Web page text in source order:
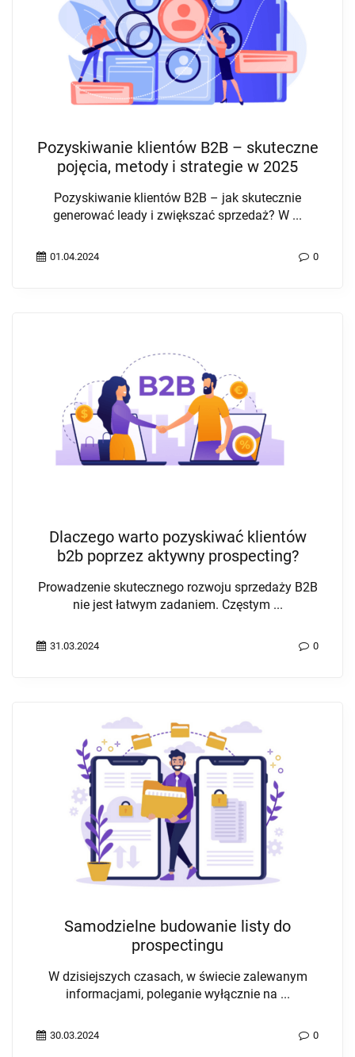
Pozyskiwanie klientów B2B – skuteczne
pojęcia, metody i strategie w 2025
Pozyskiwanie klientów B2B – jak skutecznie
generować leady i zwiększać sprzedaż? W ...
01.04.2024 0
Dlaczego warto pozyskiwać klientów
b2b poprzez aktywny prospecting?
Prowadzenie skutecznego rozwoju sprzedaży B2B
nie jest łatwym zadaniem. Częstym ...
31.03.2024 0
Samodzielne budowanie listy do
prospectingu
W dzisiejszych czasach, w świecie zalewanym
informacjami, poleganie wyłącznie na ...
30.03.2024 0